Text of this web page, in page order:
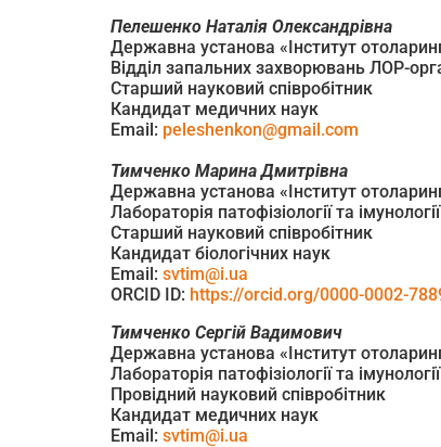
Пелешенко Наталія Олександрівна
Державна установа «Інститут
Відділ запальних захворювань ЛОР-
Старший науковий співробітник
Кандидат медичних наук
Email: peleshenkon@gmail.com
Тимченко Марина Дмитрівна
Державна установа «Інститут
Лабораторія патофізіології та
Старший науковий співробітник
Кандидат біологічних наук
Email: svtim@i.ua
ORCID ID: https://orcid.org/0000-0002-
Тимченко Сергій Вадимович
Державна установа «Інститут
Лабораторія патофізіології та
Провідний науковий співробітник
Кандидат медичних наук
Email: svtim@i.ua